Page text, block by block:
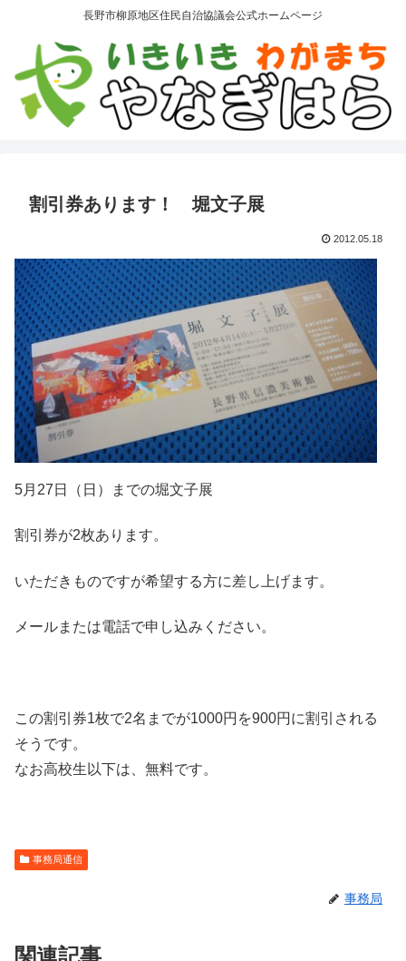
長野市柳原地区住民自治協議会公式ホームページ
割引券あります！ 堀文子展
2012.05.18
5月27日（日）までの堀文子展
割引券が2枚あります。
いただきものですが希望する方に差し上げます。
メールまたは電話で申し込みください。
この割引券1枚で2名までが1000円を900円に割引される
そうです。
なお高校生以下は、無料です。
事務局通信
事務局
関連記事